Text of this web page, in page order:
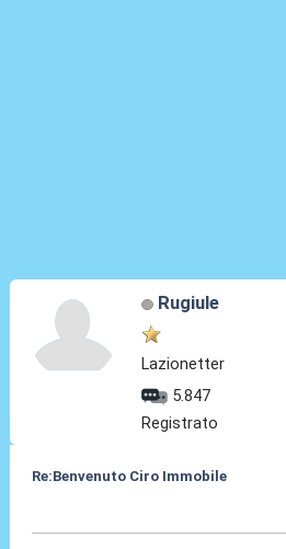
Rugiule
Lazionetter
5.847
Registrato
Re:Benvenuto Ciro Immobile